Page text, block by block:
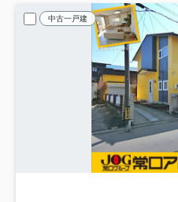
中古一戸建